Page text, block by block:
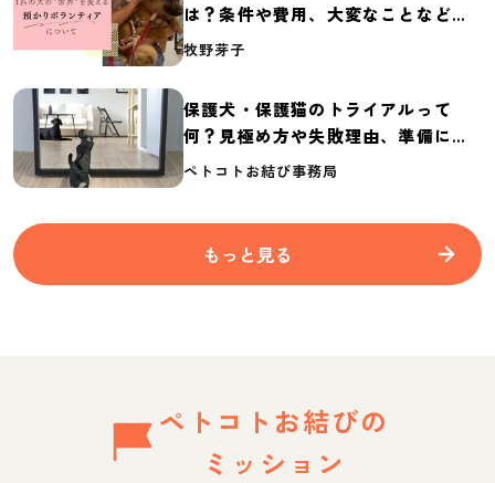
は？条件や費用、大変なことなど紹
介
牧野芽子
保護犬・保護猫のトライアルって
何？見極め方や失敗理由、準備に必
要なものを紹介
ペトコトお結び事務局
もっと見る
ペトコトお結びの
ミッション